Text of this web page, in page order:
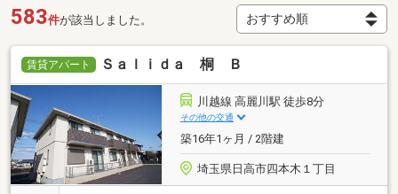
583件が該当しました。
賃貸アパート Ｓａｌｉｄａ 桐 Ｂ
川越線 高麗川駅 徒歩8分
その他の交通
築16年1ヶ月 / 2階建
埼玉県日高市四本木１丁目